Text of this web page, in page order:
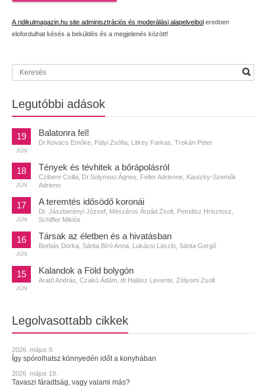
A ridikulmagazin.hu site adminisztrációs és moderálási alapelveibol eredoen
elofordulhat késés a beküldés és a megjelenés között!
Legutóbbi adások
19
JÚN
Balatonra fel!
Dr.Kovács Emőke, Pályi Zsófia, Litkey Farkas, Trokán Péter
18
JÚN
Tények és tévhitek a bőrápolásról
Czibere Csilla, Dr.Solymosi Ágnes, Feller Adrienne, Kautzky-Szemők
Adrienn
17
JÚN
A teremtés idősödő koronái
Dr. Jászberényi József, Mészáros Árpád Zsolt, Petridisz Hrisztosz,
Schiffer Miklós
16
JÚN
Társak az életben és a hivatásban
Borbás Dorka, Sánta Bíró Anna, Lukácsi László, Sánta Gergő
15
JÚN
Kalandok a Föld bolygón
Arató András, Czakó Ádám, dr.Halász Levente, Zólyomi Zsolt
Legolvasottabb cikkek
2026. május 9.
Így spórolhatsz könnyedén időt a konyhában
2026. május 19.
Tavaszi fáradtság, vagy valami más?